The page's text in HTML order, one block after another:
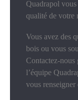
Quadrapol
qualité de votre
Vous avez des
bois ou vous
Contactez-
l’équipe
vous